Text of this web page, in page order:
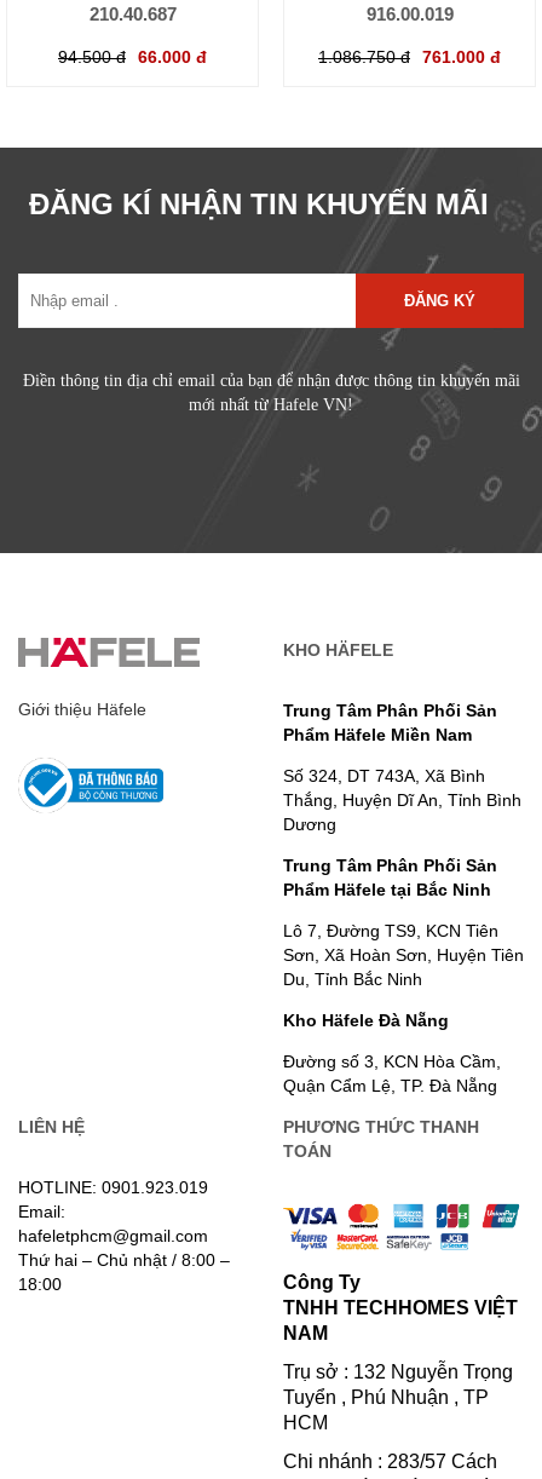
210.40.687
94.500 đ 66.000 đ
916.00.019
1.086.750 đ 761.000 đ
ĐĂNG KÍ NHẬN TIN KHUYẾN MÃI
ĐĂNG KÝ
Điền thông tin địa chỉ email của bạn để nhận được thông tin khuyến mãi
mới nhất từ Hafele VN!
Giới thiệu Häfele
KHO HÄFELE
Trung Tâm Phân Phối Sản
Phẩm Häfele Miền Nam
Số 324, DT 743A, Xã Bình
Thắng, Huyện Dĩ An, Tỉnh Bình
Dương
Trung Tâm Phân Phối Sản
Phẩm Häfele tại Bắc Ninh
Lô 7, Đường TS9, KCN Tiên
Sơn, Xã Hoàn Sơn, Huyện Tiên
Du, Tỉnh Bắc Ninh
Kho Häfele Đà Nẵng
Đường số 3, KCN Hòa Cầm,
Quận Cẩm Lệ, TP. Đà Nẵng
LIÊN HỆ
HOTLINE: 0901.923.019
Email:
hafeletphcm@gmail.com
Thứ hai – Chủ nhật / 8:00 –
18:00
PHƯƠNG THỨC THANH
TOÁN
Công Ty
TNHH TECHHOMES VIỆT
NAM
Trụ sở : 132 Nguyễn Trọng
Tuyển , Phú Nhuận , TP
HCM
Chi nhánh : 283/57 Cách